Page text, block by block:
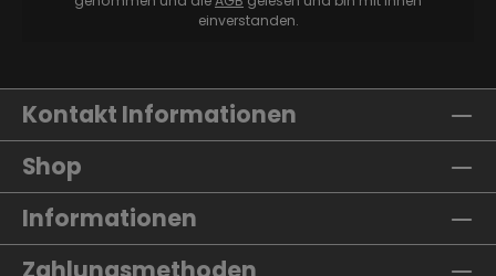
einverstanden.
Kontakt Informationen
Shop
Informationen